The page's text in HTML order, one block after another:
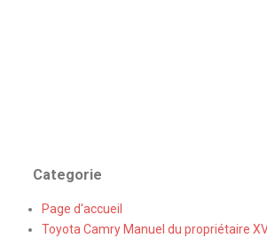
Categorie
Page d'accueil
Toyota Camry Manuel du propriétaire